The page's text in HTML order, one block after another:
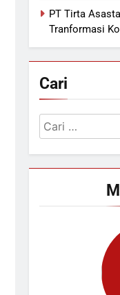
PT Tirta
Tranformasi
Cari
Cari
untuk: